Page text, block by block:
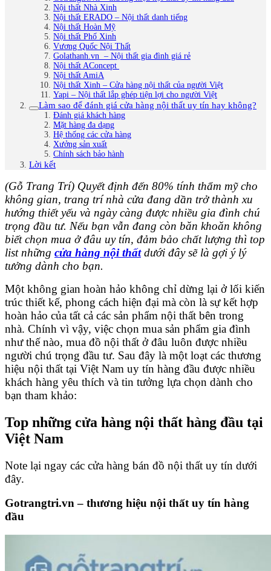
Nội thất Nhà Xinh
Nội thất ERADO – Nội thất danh tiếng
Nội thất Hoàn Mỹ
Nội thất Phố Xinh
Vương Quốc Nội Thất
Golathanh.vn – Nội thất gia đình giá rẻ
Nội thất AConcept
Nội thất AmiA
Nội thất Xinh – Cửa hàng nội thất của người Việt
Yapi – Nội thất lắp ghép tiện lợi cho người Việt
Làm sao để đánh giá cửa hàng nội thất uy tín hay không?
Đánh giá khách hàng
Mặt hàng đa dạng
Hệ thống các cửa hàng
Xưởng sản xuất
Chính sách bảo hành
Lời kết
(Gỗ Trang Trí) Quyết định đến 80% tính thẩm mỹ cho
không gian, trang trí nhà cửa đang dần trở thành xu
hướng thiết yếu và ngày càng được nhiều gia đình chú
trọng đầu tư. Nếu bạn vẫn đang còn băn khoăn không
biết chọn mua ở đâu uy tín, đảm bảo chất lượng thì top
list những cửa hàng nội thấtdưới đây sẽ là gợi ý lý
tưởng dành cho bạn.
Một không gian hoàn hảo không chỉ dừng lại ở lối kiến
trúc thiết kế, phong cách hiện đại mà còn là sự kết hợp
hoàn hảo của tất cả các sản phẩm nội thất bên trong
nhà. Chính vì vậy, việc chọn mua sản phẩm gia đình
như thế nào, mua đồ nội thất ở đâu luôn được nhiều
người chú trọng đầu tư. Sau đây là một loạt các thương
hiệu nội thất tại Việt Nam uy tín hàng đầu được nhiều
khách hàng yêu thích và tin tưởng lựa chọn dành cho
bạn tham khảo:
Top những cửa hàng nội thất hàng đầu tại
Việt Nam
Note lại ngay các cửa hàng bán đồ nội thất uy tín dưới
đây.
Gotrangtri.vn – thương hiệu nội thất uy tín hàng
đầu